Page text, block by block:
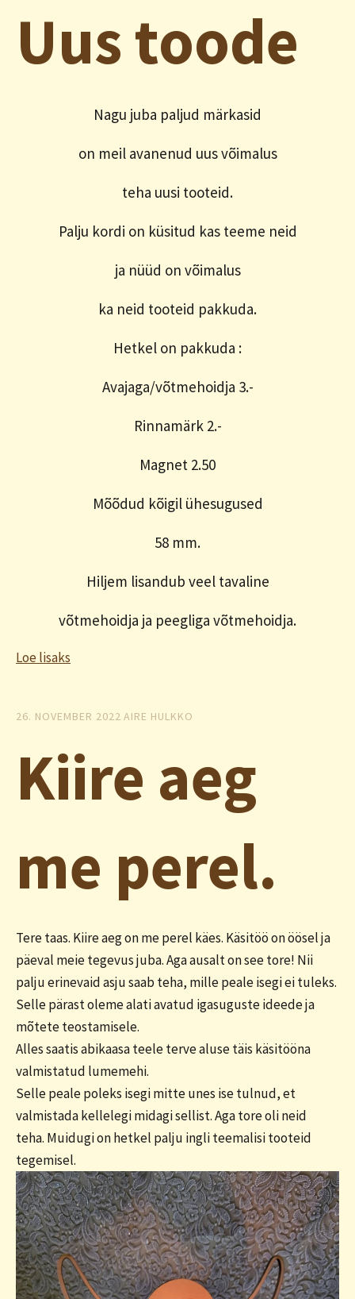
Uus toode
Nagu juba paljud märkasid
on meil avanenud uus võimalus
teha uusi tooteid.
Palju kordi on küsitud kas teeme neid
ja nüüd on võimalus
ka neid tooteid pakkuda.
Hetkel on pakkuda :
Avajaga/võtmehoidja 3.-
Rinnamärk 2.-
Magnet 2.50
Mõõdud kõigil ühesugused
58 mm.
Hiljem lisandub veel tavaline
võtmehoidja ja peegliga võtmehoidja.
Loe lisaks
26. NOVEMBER 2022 AIRE HULKKO
Kiire aeg
me perel.
Tere taas. Kiire aeg on me perel käes. Käsitöö on öösel ja
päeval meie tegevus juba. Aga ausalt on see tore! Nii
palju erinevaid asju saab teha, mille peale isegi ei tuleks.
Selle pärast oleme alati avatud igasuguste ideede ja
mõtete teostamisele.
Alles saatis abikaasa teele terve aluse täis käsitööna
valmistatud lumemehi.
Selle peale poleks isegi mitte unes ise tulnud, et
valmistada kellelegi midagi sellist. Aga tore oli neid
teha. Muidugi on hetkel palju ingli teemalisi tooteid
tegemisel.